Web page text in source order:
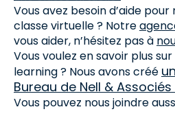
Vous avez besoin d’aide
classe virtuelle ? Notre
vous aider, n’hésitez pas à
Vous voulez en savoir plus
learning ? Nous avons créé
Bureau de Nell &
Vous pouvez nous joindre